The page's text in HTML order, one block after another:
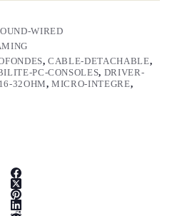
WIRED
,CABLE-DETACHABLE,
PC-CONSOLES, DRIVER-
32OHM,MICRO-INTEGRE,